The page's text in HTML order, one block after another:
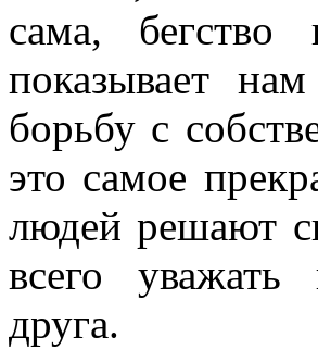
сама,
показывает
борьбу с
это самое
людей решают
всего
друга.